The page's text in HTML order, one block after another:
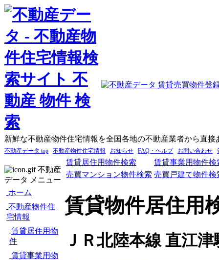
新鮮な不動産物件住宅情報を全国各地の不動産業者から直接
不動産データ top 不動産物件住宅情報 お知らせ FAQ・ヘルプ お問い合わせ
不動産
データ メニュー
ホーム
不動産物件住
宅情報
賃貸居住用物
件
賃貸事業用物
賃貸居住用物件検索
賃貸事業用物件検
売買マンション物件検索 売買戸建て物件検
賃貸物件居住用
ＪＲ北陸本線 直江